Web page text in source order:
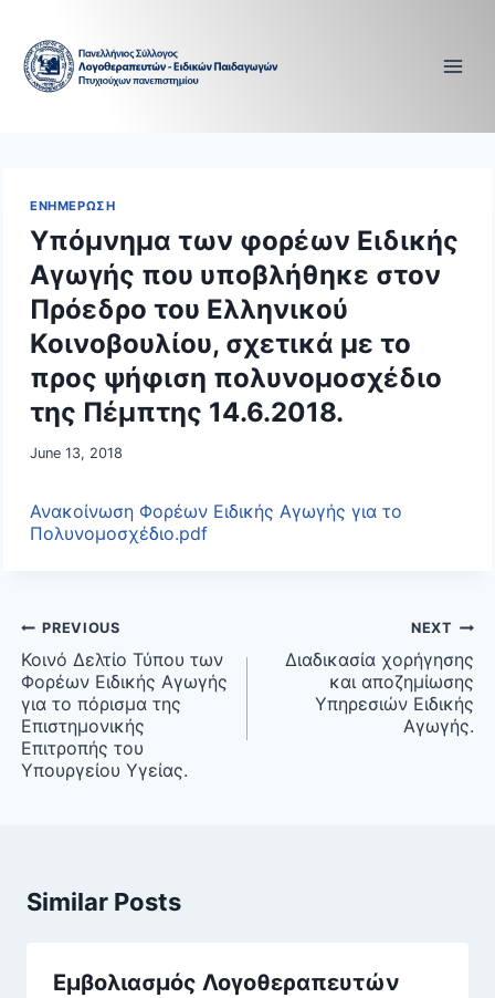
content
ΕΝΗΜΕΡΩΣΗ
Υπόμνημα των φορέων Ειδικής
Αγωγής που υποβλήθηκε στον
Πρόεδρο του Ελληνικού
Κοινοβουλίου, σχετικά με το
προς ψήφιση πολυνομοσχέδιο
της Πέμπτης 14.6.2018.
June 13, 2018
Ανακοίνωση Φορέων Ειδικής Αγωγής για το
Πολυνομοσχέδιο.pdf
Post
navigation
PREVIOUS
Κοινό Δελτίο Τύπου των
Φορέων Ειδικής Αγωγής
για το πόρισμα της
Επιστημονικής
Επιτροπής του
Υπουργείου Υγείας.
NEXT
Διαδικασία χορήγησης
και αποζημίωσης
Υπηρεσιών Ειδικής
Αγωγής.
Similar Posts
Εμβολιασμός Λογοθεραπευτών